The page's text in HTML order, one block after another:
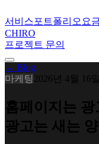
서비스포트폴리오 요
CHIRO
프로젝트 문의
← Blog
마케팅 2026년 4월 16일
홈페이지는
광고는 새는